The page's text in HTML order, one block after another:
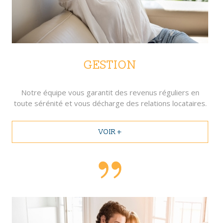
GESTION
Notre équipe vous garantit des revenus réguliers en
toute sérénité et vous décharge des relations locataires.
VOIR +